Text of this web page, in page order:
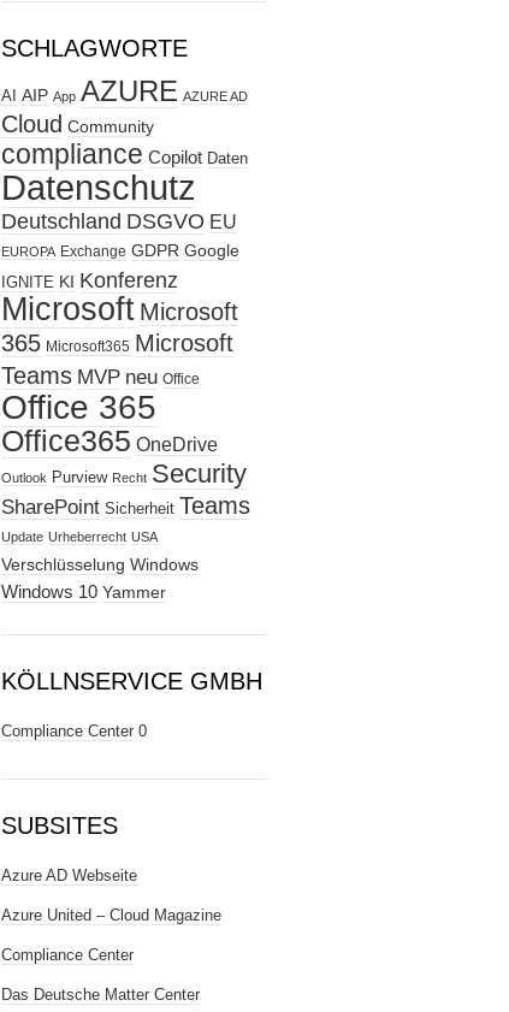
SCHLAGWORTE
AI AIP App AZURE AZURE AD
Cloud Community
compliance Copilot Daten
Datenschutz
Deutschland DSGVO EU
EUROPA Exchange GDPR Google
IGNITE KI Konferenz
Microsoft Microsoft
365 Microsoft365 Microsoft
Teams MVP neu Office
Office 365
Office365 OneDrive
Outlook Purview Recht Security
SharePoint Sicherheit Teams
Update Urheberrecht USA
Verschlüsselung Windows
Windows 10 Yammer
KÖLLNSERVICE GMBH
Compliance Center 0
SUBSITES
Azure AD Webseite
Azure United – Cloud Magazine
Compliance Center
Das Deutsche Matter Center